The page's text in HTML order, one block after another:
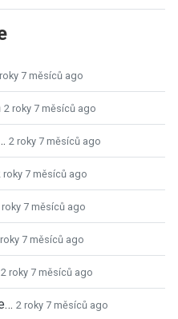
7 měsíců ago
2 roky 7 měsíců ago
2 roky 7 měsíců ago
roky 7 měsíců ago
roky 7 měsíců ago
7 měsíců ago
2 roky 7 měsíců ago
2 roky 7 měsíců ago